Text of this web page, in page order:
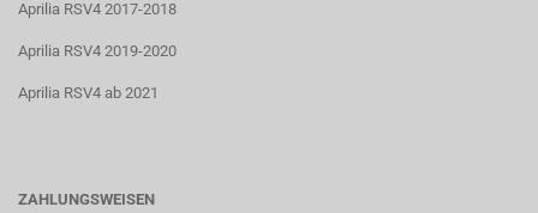
Aprilia RSV4 2017-2018
Aprilia RSV4 2019-2020
Aprilia RSV4 ab 2021
ZAHLUNGSWEISEN